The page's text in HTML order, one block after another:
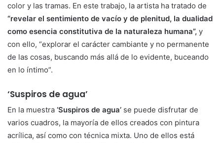
color y las tramas. En este trabajo, la artista ha tratado de
“revelar el sentimiento de vacío y de plenitud, la dualidad
como esencia constitutiva de la naturaleza humana”, y
con ello, “explorar el carácter cambiante y no permanente
de las cosas, buscando más allá de lo evidente, buceando
en lo íntimo”.
‘Suspiros de agua’
En la muestra ‘Suspiros de agua’ se puede disfrutar de
varios cuadros, la mayoría de ellos creados con pintura
acrílica, así como con técnica mixta. Uno de ellos está